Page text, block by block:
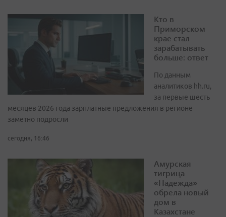
Кто в
Приморском
крае стал
зарабатывать
больше: ответ
По данным
аналитиков hh.ru,
за первые шесть
месяцев 2026 года зарплатные предложения в регионе
заметно подросли
сегодня, 16:46
Амурская
тигрица
«Надежда»
обрела новый
дом в
Казахстане